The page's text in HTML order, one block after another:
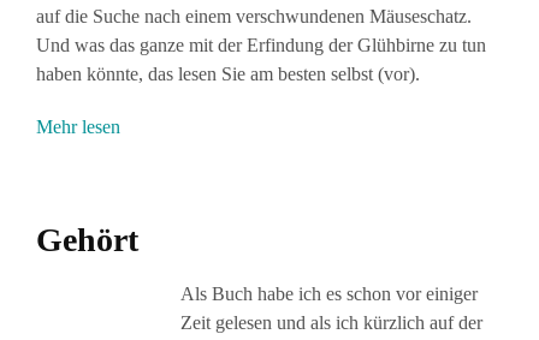
auf die Suche nach einem verschwundenen Mäuseschatz.
Und was das ganze mit der Erfindung der Glühbirne zu tun
haben könnte, das lesen Sie am besten selbst (vor).
Mehr lesen
Gehört
Als Buch habe ich es schon vor einiger
Zeit gelesen und als ich kürzlich auf der